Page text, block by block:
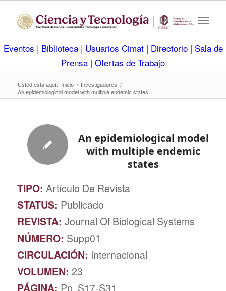
Eventos | Biblioteca | Usuarios Cimat | Directorio | Sala de
Prensa | Ofertas de Trabajo
Usted está aquí: Inicio / Investigadores /
An epidemiological model with multiple endemic states
An epidemiological model
with multiple endemic
states
TIPO: Artículo De Revista
STATUS: Publicado
REVISTA: Journal Of Biological Systems
NÚMERO: Supp01
CIRCULACIÓN: Internacional
VOLUMEN: 23
PÁGINA: Pp. S17-S31